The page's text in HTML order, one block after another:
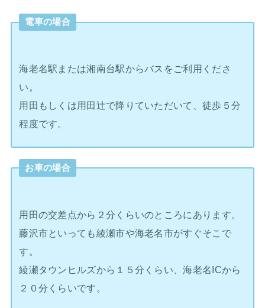
電車の場合
海老名駅または湘南台駅からバスをご利用くださ
い。
用田もしくは用田辻で降りていただいて、徒歩５分
程度です。
お車の場合
用田の交差点から２分くらいのところにあります。
藤沢市といっても綾瀬市や海老名市がすぐそこで
す。
綾瀬タウンヒルズから１５分くらい、海老名ICから
２０分くらいです。